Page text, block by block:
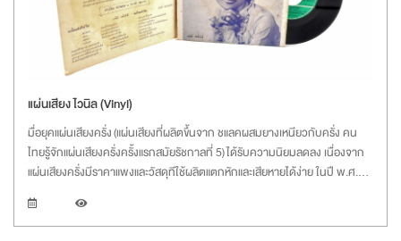
แผ่นเสียง ไวนิล (Vinyl)
มื่อยุคแผ่นเสียงครั่ง (แผ่นเสียงที่ผลิตขึ้นจาก ชแลคผสมยางเหนียวกับครั่ง คน
ไทยรู้จักแผ่นเสียงครั่งครั้งแรกสมัยรัชกาลที่ 5) ได้รับความนิยมลดลง เนื่องจาก
แผ่นเสียงครั่งมีราคาแพงและวัสดุทีใช้ผลิตแตกหักและเสียหายได้ง่าย ในปี พ.ศ.